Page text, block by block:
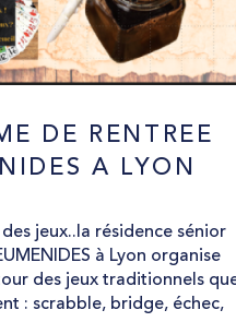
DE RENTREE
A LYON
jeux..la résidence sénior
à Lyon organise
des jeux traditionnels
: scrabble, bridge, échec,